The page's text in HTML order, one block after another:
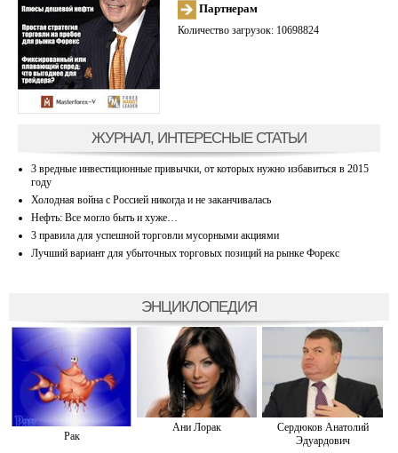
Партнерам
Количество загрузок: 10698824
ЖУРНАЛ, ИНТЕРЕСНЫЕ СТАТЬИ
3 вредные инвестиционные привычки, от которых нужно избавиться в 2015
году
Холодная война с Россией никогда и не заканчивалась
Нефть: Все могло быть и хуже…
3 правила для успешной торговли мусорными акциями
Лучший вариант для убыточных торговых позиций на рынке Форекс
ЭНЦИКЛОПЕДИЯ
Рак
Ани Лорак
Сердюков Анатолий
Эдуардович